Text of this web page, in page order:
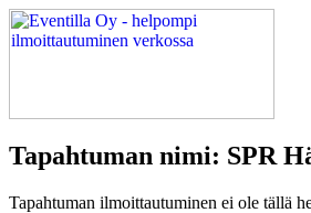
Tapahtuman nimi: SPR
Tapahtuman ilmoittautuminen ei ole tällä